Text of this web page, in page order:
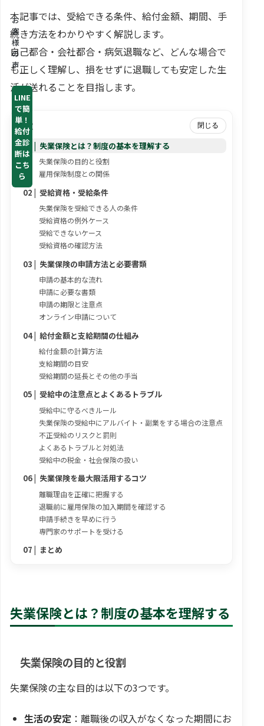
お
客
様
の
声
LINE
で簡
単！
給付
金診
断は
こち
ら
本記事では、受給できる条件、給付金額、期間、手
続き方法をわかりやすく解説します。
自己都合・会社都合・病気退職など、どんな場合で
も正しく理解し、損をせずに退職しても安定した生
活が送れることを目指します。
目次 閉じる
失業保険とは？制度の基本を理解する
失業保険の目的と役割
雇用保険制度との関係
受給資格・受給条件
失業保険を受給できる人の条件
受給資格の例外ケース
受給できないケース
受給資格の確認方法
失業保険の申請方法と必要書類
申請の基本的な流れ
申請に必要な書類
申請の期限と注意点
オンライン申請について
給付金額と支給期間の仕組み
給付金額の計算方法
支給期間の目安
受給期間の延長とその他の手当
受給中の注意点とよくあるトラブル
受給中に守るべきルール
失業保険の受給中にアルバイト・副業をする場合の注意点
不正受給のリスクと罰則
よくあるトラブルと対処法
受給中の税金・社会保険の扱い
失業保険を最大限活用するコツ
離職理由を正確に把握する
退職前に雇用保険の加入期間を確認する
申請手続きを早めに行う
専門家のサポートを受ける
まとめ
失業保険とは？制度の基本を理解する
失業保険の目的と役割
失業保険の主な目的は以下の3つです。
生活の安定 ：離職後の収入がなくなった期間にお